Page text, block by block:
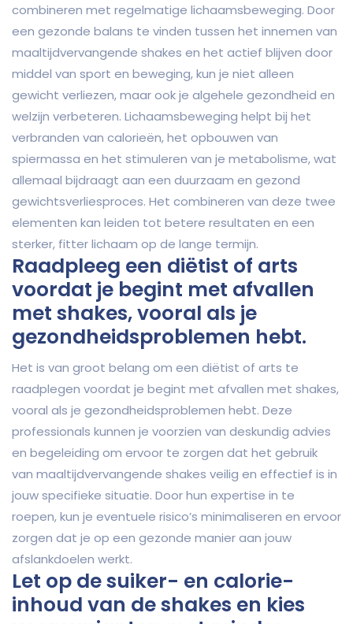
combineren met regelmatige lichaamsbeweging. Door
een gezonde balans te vinden tussen het innemen van
maaltijdvervangende shakes en het actief blijven door
middel van sport en beweging, kun je niet alleen
gewicht verliezen, maar ook je algehele gezondheid en
welzijn verbeteren. Lichaamsbeweging helpt bij het
verbranden van calorieën, het opbouwen van
spiermassa en het stimuleren van je metabolisme, wat
allemaal bijdraagt aan een duurzaam en gezond
gewichtsverliesproces. Het combineren van deze twee
elementen kan leiden tot betere resultaten en een
sterker, fitter lichaam op de lange termijn.
Raadpleeg een diëtist of arts
voordat je begint met afvallen
met shakes, vooral als je
gezondheidsproblemen hebt.
Het is van groot belang om een diëtist of arts te
raadplegen voordat je begint met afvallen met shakes,
vooral als je gezondheidsproblemen hebt. Deze
professionals kunnen je voorzien van deskundig advies
en begeleiding om ervoor te zorgen dat het gebruik
van maaltijdvervangende shakes veilig en effectief is in
jouw specifieke situatie. Door hun expertise in te
roepen, kun je eventuele risico’s minimaliseren en ervoor
zorgen dat je op een gezonde manier aan jouw
afslankdoelen werkt.
Let op de suiker- en calorie-
inhoud van de shakes en kies